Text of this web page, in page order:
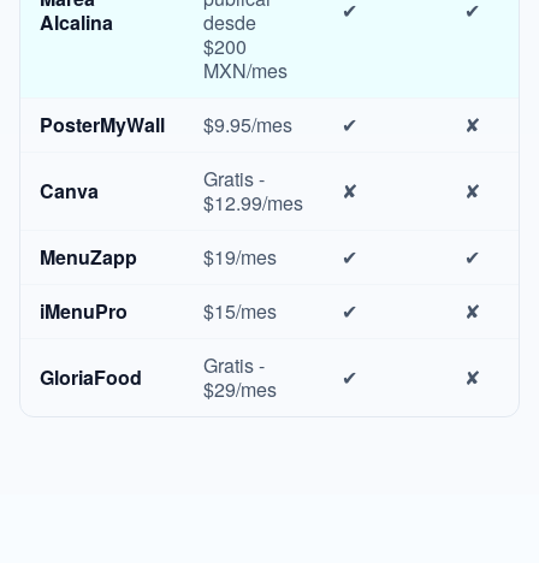
Alcalina
desde
$200
MXN/mes
✔ ✔
PosterMyWall $9.95/mes ✔ ✘
Canva
Gratis -
$12.99/mes
✘ ✘
MenuZapp $19/mes ✔
✔
iMenuPro
$15/mes ✔ ✘
GloriaFood
Gratis -
$29/mes
✔ ✘